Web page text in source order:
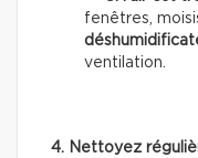
fenêtres,
ventilation.
4. Nettoyez